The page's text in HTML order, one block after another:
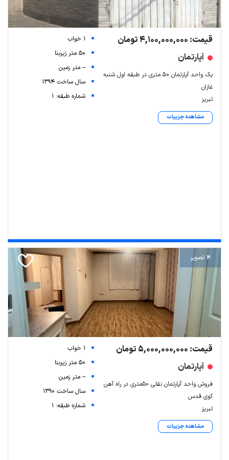
قیمت: 4,100,000,000 تومان
آپارتمان
یک واحد آپارتمان 50 متری در طبقه اول شنبه
غازان
تبریز
مشاهده جزییات
1 خواب
50 متر زیربنا
-- متر زمین
سال ساخت 1394
شماره طبقه: 1
4 تصویر
قیمت: 5,000,000,000 تومان
آپارتمان
فروش واحد آپارتمان نقلی ۵۰متری در راه آهن
کوی قدس
تبریز
مشاهده جزییات
1 خواب
50 متر زیربنا
-- متر زمین
سال ساخت 1390
شماره طبقه: 1